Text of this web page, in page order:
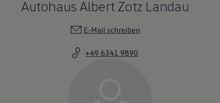
Autohaus Albert Zotz Landau
E-Mail schreiben
+49 6341 9890